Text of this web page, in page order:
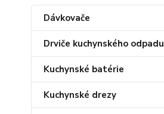
Dávkovače
Drviče kuchynského odpadu
Kuchynské batérie
Kuchynské drezy